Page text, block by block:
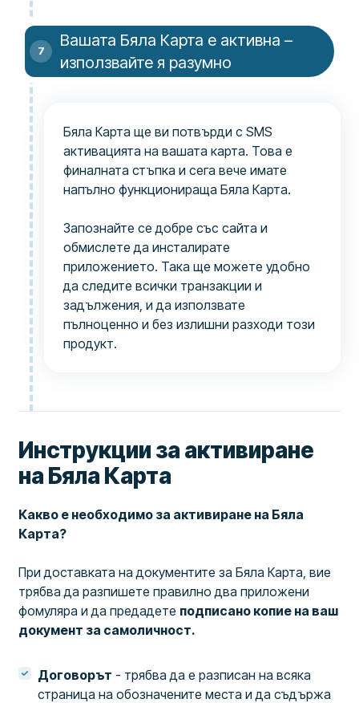
Вашата Бяла Карта е активна –
използвайте я разумно
Бяла Карта ще ви потвърди с SMS
активацията на вашата карта. Това е
финалната стъпка и сега вече имате
напълно функционираща Бяла Карта.
Запознайте се добре със сайта и
обмислете да инсталирате
приложението. Така ще можете удобно
да следите всички транзакции и
задължения, и да използвате
пълноценно и без излишни разходи този
продукт.
Инструкции за активиране
на Бяла Карта
Какво е необходимо за активиране на Бяла
Карта?
При доставката на документите за Бяла Карта, вие
трябва да разпишете правилно два приложени
фомуляра и да предадете подписано копие на ваш
документ за самоличност.
Договорът - трябва да е разписан на всяка
страница на обозначените места и да съдържа